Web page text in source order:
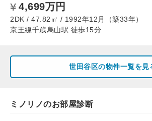
4,699万円
2DK / 47.82㎡ / 1992年12月（築33年）
京王線千歳烏山駅 徒歩15分
世田谷区の物件一覧を見
ミノリノのお部屋診断